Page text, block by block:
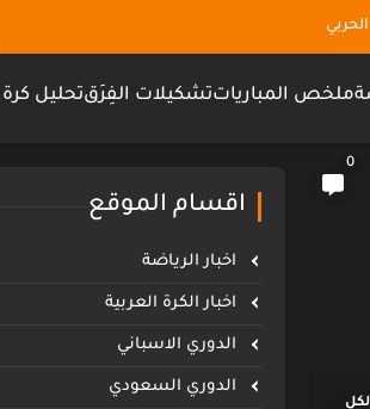
ملخص المبارياتتشكيلات الفِرَقتحليل
0
اقسام الموقع
اخبار الرياضة
اخبار الكرة العربية
الدوري الاسباني
الدوري السعودي